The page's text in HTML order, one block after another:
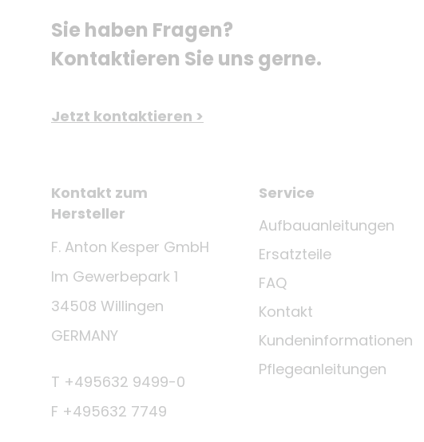
Sie haben Fragen?
Kontaktieren Sie uns gerne.
Jetzt kontaktieren >
Kontakt zum
Hersteller
F. Anton Kesper GmbH
Im Gewerbepark 1
34508 Willingen
GERMANY
T +495632 9499-0
F +495632 7749
Service
Aufbauanleitungen
Ersatzteile
FAQ
Kontakt
Kundeninformationen
Pflegeanleitungen